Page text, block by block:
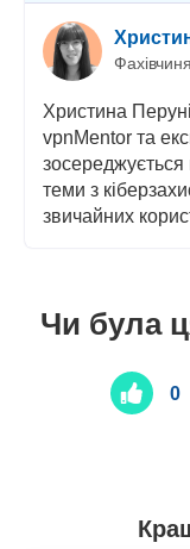
Христина
vpnMentor та
зосереджується
теми з
звичайних
Чи була
0